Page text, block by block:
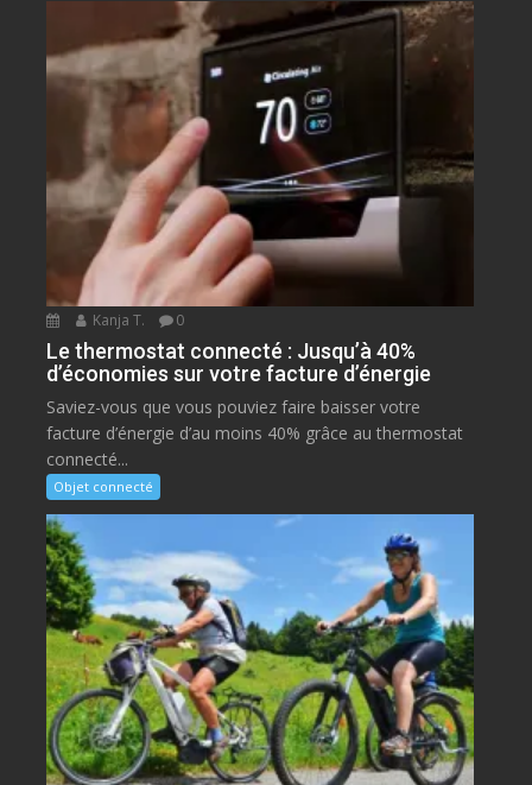
Kanja T. 0
Le thermostat connecté : Jusqu’à 40%
d’économies sur votre facture d’énergie
Saviez-vous que vous pouviez faire baisser votre
facture d’énergie d’au moins 40% grâce au thermostat
connecté...
Objet connecté